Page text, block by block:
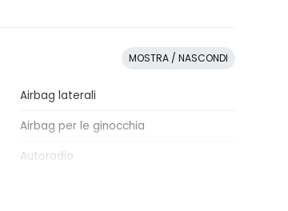
MOSTRA / NASCONDI
Airbag laterali
Airbag per le ginocchia
Autoradio